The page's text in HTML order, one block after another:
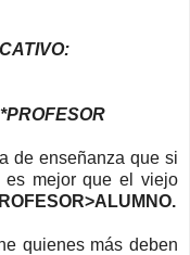
de enseñanza que si
es mejor que el viejo
.
quienes más deben